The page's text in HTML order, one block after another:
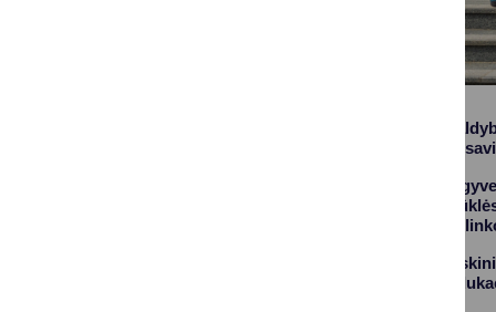
Druskininkų
centro atstovai bei
Vizitas surengtas
vandens telkinių
ir dalintis gerąja
Projekto metu
organizuojamos